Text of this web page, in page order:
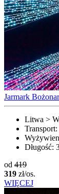
Jarmark
Litwa >
Transport:
Długość:
od 419
319 zł/os.
WIĘCEJ